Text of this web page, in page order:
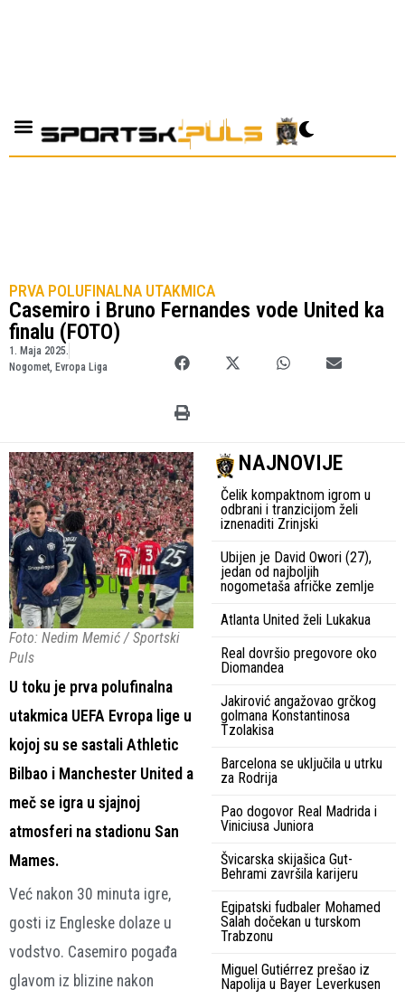
PRVA POLUFINALNA UTAKMICA
Casemiro i Bruno Fernandes vode United ka
finalu (FOTO)
1. Maja 2025.
Nogomet, Evropa Liga
Foto: Nedim Memić / Sportski
Puls
U toku je prva polufinalna
utakmica UEFA Evropa lige u
kojoj su se sastali Athletic
Bilbao i Manchester United a
meč se igra u sjajnoj
atmosferi na stadionu San
Mames.
Već nakon 30 minuta igre,
gosti iz Engleske dolaze u
vodstvo. Casemiro pogađa
glavom iz blizine nakon
NAJNOVIJE
Čelik kompaktnom igrom u
odbrani i tranzicijom želi
iznenaditi Zrinjski
Ubijen je David Owori (27),
jedan od najboljih
nogometaša afričke zemlje
Atlanta United želi Lukakua
Real dovršio pregovore oko
Diomandea
Jakirović angažovao grčkog
golmana Konstantinosa
Tzolakisa
Barcelona se uključila u utrku
za Rodrija
Pao dogovor Real Madrida i
Viniciusa Juniora
Švicarska skijašica Gut-
Behrami završila karijeru
Egipatski fudbaler Mohamed
Salah dočekan u turskom
Trabzonu
Miguel Gutiérrez prešao iz
Napolija u Bayer Leverkusen